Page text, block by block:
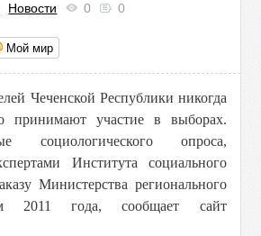
Новости 0 0
Мой мир
Чеченской Республики никогда
принимают участие в выборах.
социологического опроса,
Института социального
Министерства регионального
2011 года, сообщает сайт